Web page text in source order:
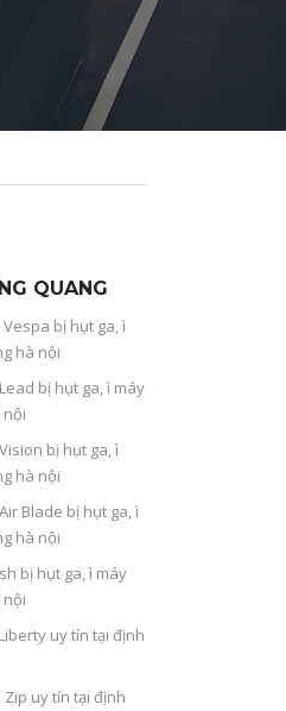
QUANG
bị hụt ga, ì
hà nội
bị hụt ga, ì máy
nội
bị hụt ga, ì
hà nội
Blade bị hụt ga, ì
hà nội
bị hụt ga, ì máy
nội
uy tín tại định
uy tín tại định